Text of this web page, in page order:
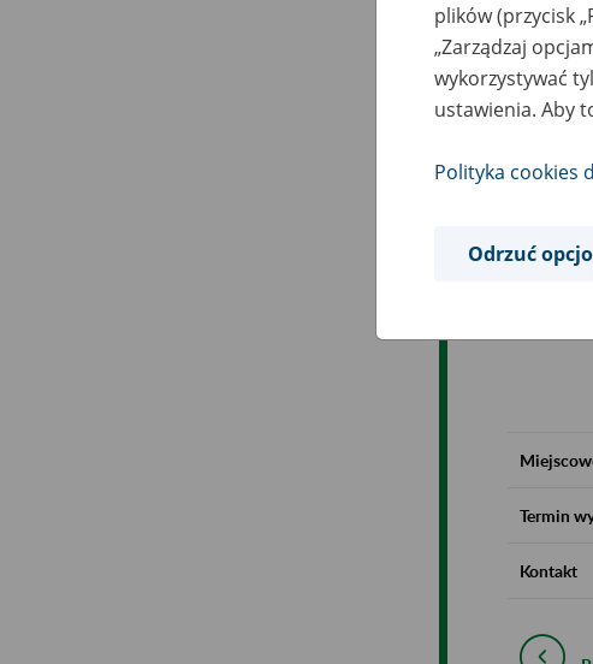
Termin
Kontakt
plików (przycisk
„Zarządzaj
wykorzystywać
ustawienia. Aby
Polityka cookies
Odrzuć